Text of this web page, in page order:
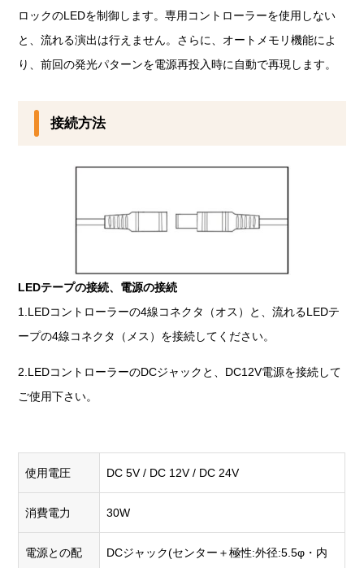
ロックのLEDを制御します。専用コントローラーを使用しない
と、流れる演出は行えません。さらに、オートメモリ機能によ
り、前回の発光パターンを電源再投入時に自動で再現します。
接続方法
LEDテープの接続、電源の接続
1.LEDコントローラーの4線コネクタ（オス）と、流れるLEDテ
ープの4線コネクタ（メス）を接続してください。
2.LEDコントローラーのDCジャックと、DC12V電源を接続して
ご使用下さい。
使用電圧 DC 5V / DC 12V / DC 24V
消費電力 30W
電源との配
DCジャック(センター＋極性:外径:5.5φ・内